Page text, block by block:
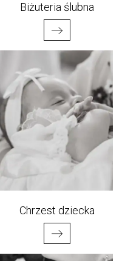
Biżuteria ślubna
Chrzest dziecka